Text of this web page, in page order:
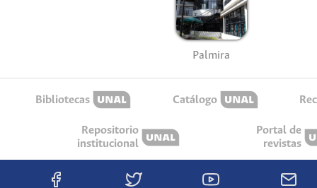
Palmira
Bibliotecas Catálogo
Repositorio
institucional
Portal de
revistas